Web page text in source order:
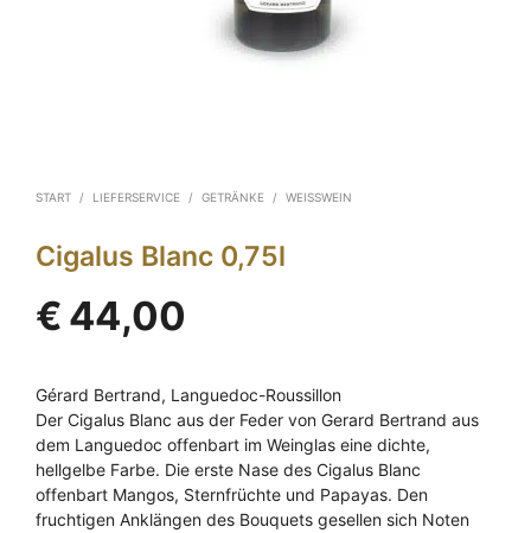
START / LIEFERSERVICE / GETRÄNKE / WEISSWEIN
Cigalus Blanc 0,75l
€ 44,00
Gérard Bertrand, Languedoc-Roussillon
Der Cigalus Blanc aus der Feder von Gerard Bertrand aus
dem Languedoc offenbart im Weinglas eine dichte,
hellgelbe Farbe. Die erste Nase des Cigalus Blanc
offenbart Mangos, Sternfrüchte und Papayas. Den
fruchtigen Anklängen des Bouquets gesellen sich Noten